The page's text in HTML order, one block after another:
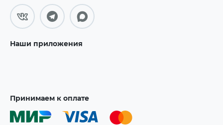
Наши приложения
Принимаем к оплате